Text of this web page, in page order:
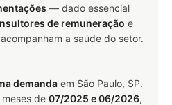
— dado essencial
de remuneração e
a saúde do setor.
demanda em São Paulo, SP.
de 07/2025 e 06/2026,